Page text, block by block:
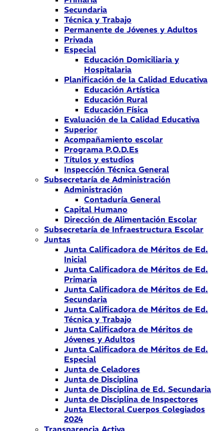
Secundaria
Técnica y Trabajo
Permanente de Jóvenes y Adultos
Privada
Especial
Educación Domiciliaria y
Hospitalaria
Planificación de la Calidad Educativa
Educación Artística
Educación Rural
Educación Física
Evaluación de la Calidad Educativa
Superior
Acompañamiento escolar
Programa P.O.D.Es
Títulos y estudios
Inspección Técnica General
Subsecretaría de Administración
Administración
Contaduría General
Capital Humano
Dirección de Alimentación Escolar
Subsecretaría de Infraestructura Escolar
Juntas
Junta Calificadora de Méritos de Ed.
Inicial
Junta Calificadora de Méritos de Ed.
Primaria
Junta Calificadora de Méritos de Ed.
Secundaria
Junta Calificadora de Méritos de Ed.
Técnica y Trabajo
Junta Calificadora de Méritos de
Jóvenes y Adultos
Junta Calificadora de Méritos de Ed.
Especial
Junta de Celadores
Junta de Disciplina
Junta de Disciplina de Ed. Secundaria
Junta de Disciplina de Inspectores
Junta Electoral Cuerpos Colegiados
2024
Transparencia Activa